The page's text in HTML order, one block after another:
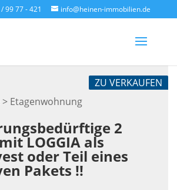
99 77 - 421 info@heinen-immobilien.de
Etagenwohnung
ZU VERKAUFEN
2
LOGGIA als
oder Teil eines
Pakets !!